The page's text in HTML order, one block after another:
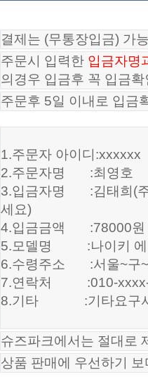
결제는 (무통장입금) 가
주문시 입력한 입금자명
의경우 입금후 꼭 입금
주문후 5일 이내로 입금
1.주문자 아이디:xxxxxx
2.주문자명 :최영호
3.입금자명 :김태희(주
세요)
4.입금금액 :78000원
5.모델명 :나이키 에
6.수령주소 :서울~구~
7.연락처 :010-
8.기타 :기타요구사
슈즈파크에서는 절대로
상품 판매에 우선하기